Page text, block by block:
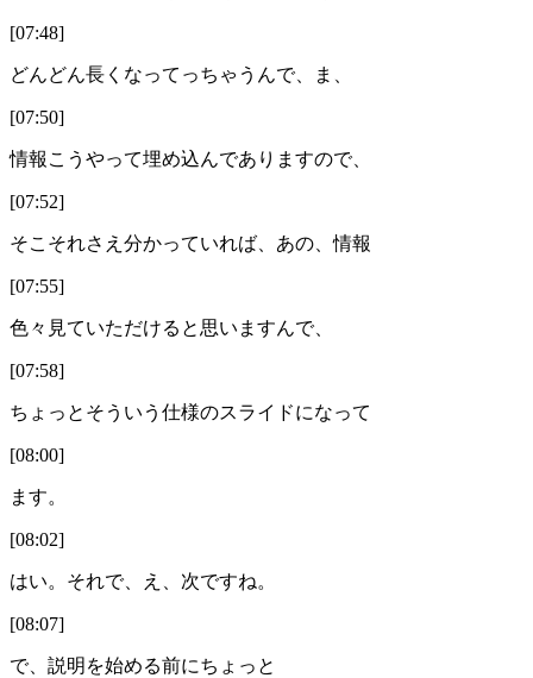
[07:48]
どんどん長くなってっちゃうんで、ま、
[07:50]
情報こうやって埋め込んでありますので、
[07:52]
そこそれさえ分かっていれば、あの、情報
[07:55]
色々見ていただけると思いますんで、
[07:58]
ちょっとそういう仕様のスライドになって
[08:00]
ます。
[08:02]
はい。それで、え、次ですね。
[08:07]
で、説明を始める前にちょっと